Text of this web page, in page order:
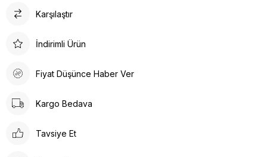
sunar. İç tabanında kullanılan suni deri malzeme ayağınızın
Kalın topuklu tasarım, dengeli ve rahat bir yürüyüş deneyimi
Karşılaştır
İndirimli Ürün
Fiyat Düşünce Haber Ver
Kargo Bedava
Tavsiye Et